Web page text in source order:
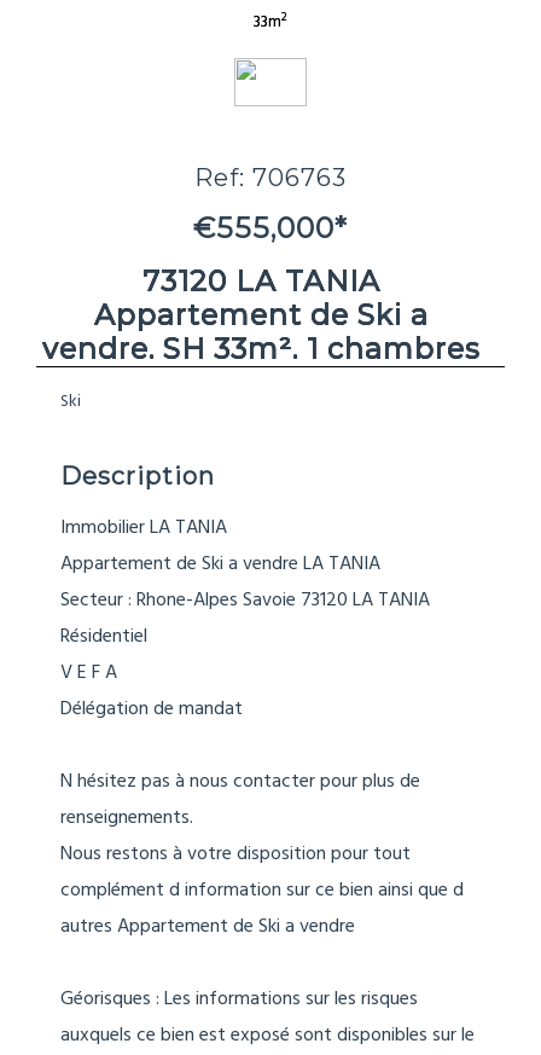
33m2
Ref: 706763
€555,000*
73120 LA TANIA
Appartement de Ski a
vendre. SH 33m². 1 chambres
Ski
Description
Immobilier LA TANIA
Appartement de Ski a vendre LA TANIA
Secteur : Rhone-Alpes Savoie 73120 LA TANIA
Résidentiel
V E F A
Délégation de mandat
N hésitez pas à nous contacter pour plus de
renseignements.
Nous restons à votre disposition pour tout
complément d information sur ce bien ainsi que d
autres Appartement de Ski a vendre
Géorisques : Les informations sur les risques
auxquels ce bien est exposé sont disponibles sur le